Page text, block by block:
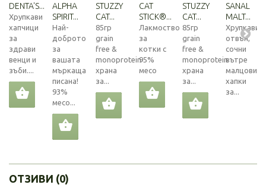
DENTA'S...
Хрупкави
хапчици
за
здрави
венци и
зъби....
ALPHA
SPIRIT...
Най-
доброто
за
вашата
мъркаща
писана!
93%
месо...
STUZZY
CAT...
85гр
grain
free &
monoprotein
храна
за...
CAT
STICK®...
Лакмоство
за
котки с
95%
месо
STUZZY
CAT...
85гр
grain
free &
monoprotein
храна
за...
SANAL
MALT...
Хрупкави
отвън,
сочни
вътре
малцови
хапки
за...
ОТЗИВИ (0)